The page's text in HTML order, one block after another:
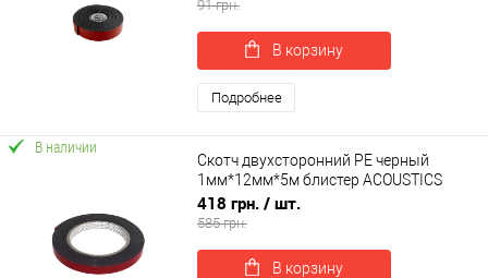
91 грн.
В корзину
Подробнее
В наличии
Скотч двухсторонний PE черный
1мм*12мм*5м блистер ACOUSTICS
PROFIX (54112B)
418 грн. / шт.
585 грн.
В корзину